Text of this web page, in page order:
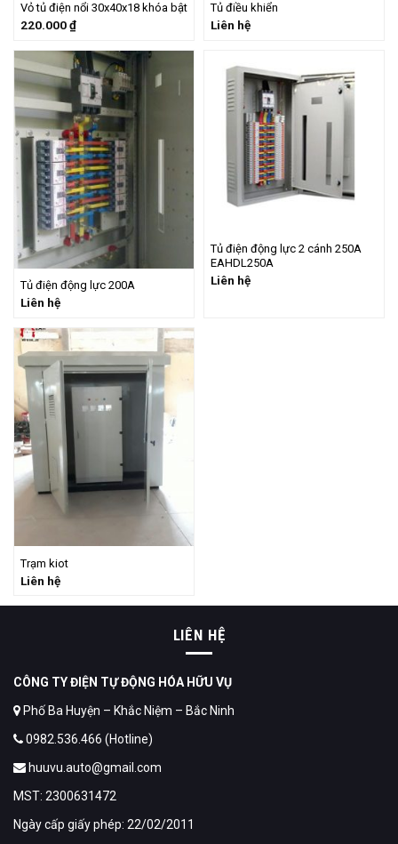
Vỏ tủ điện nổi 30x40x18 khóa bật
220.000₫
Tủ điều khiển
Liên hệ
Tủ điện động lực 200A
Liên hệ
Tủ điện động lực 2 cánh 250A
EAHDL250A
Liên hệ
Trạm kiot
Liên hệ
LIÊN HỆ
CÔNG TY ĐIỆN TỰ ĐỘNG HÓA HỮU VỤ
Phố Ba Huyện – Khắc Niệm – Bắc Ninh
0982.536.466 (Hotline)
huuvu.auto@gmail.com
MST: 2300631472
Ngày cấp giấy phép: 22/02/2011